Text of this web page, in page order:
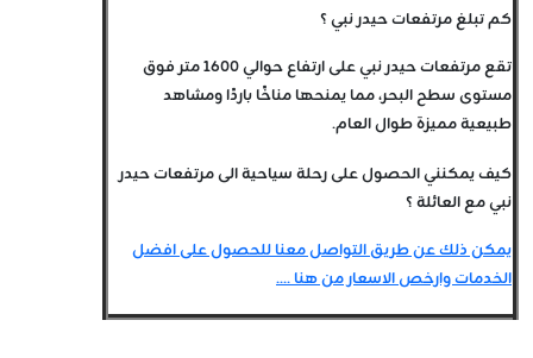
كم تبلغ مرتفعات حيدر نبي ؟
تقع مرتفعات حيدر نبي على ارتفاع حوالي1600 متر
فوق
مستوى سطح البحر، مما يمنحها مناخًا باردًا ومشاهد
طبيعية مميزة طوال العام.
كيف يمكنني الحصول على رحلة سياحية الى مرتفعات حيدر
نبي مع العائلة ؟
يمكن ذلك عن طريق التواصل معنا للحصول على افضل
الخدمات وارخص الاسعار من هنا ....